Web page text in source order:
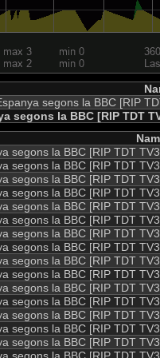
segons la BBC [RIP
segons la BBC [RIP TDT
segons la BBC [RIP TDT
segons la BBC [RIP TDT
segons la BBC [RIP TDT
segons la BBC [RIP TDT
segons la BBC [RIP TDT
segons la BBC [RIP TDT
segons la BBC [RIP TDT
segons la BBC [RIP TDT
segons la BBC [RIP TDT
segons la BBC [RIP TDT
segons la BBC [RIP TDT
segons la BBC [RIP TDT
segons la BBC [RIP TDT
segons la BBC [RIP TDT
segons la BBC [RIP TDT